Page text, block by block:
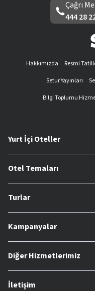
Çağrı
444 28
Hakkımızda Resmi
Setur Yayınları
Bilgi Toplumu
Yurt İçi Oteller
Otel Temaları
Turlar
Kampanyalar
Diğer Hizmetlerimiz
İletişim